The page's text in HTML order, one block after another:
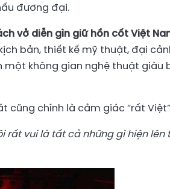
đương đại.
vở diễn gìn giữ hồn cốt Việt
bản, thiết kế mỹ thuật, đại
một không gian nghệ thuật giàu
cũng chính là cảm giác “rất
rất vui là tất cả những gì hiện lên